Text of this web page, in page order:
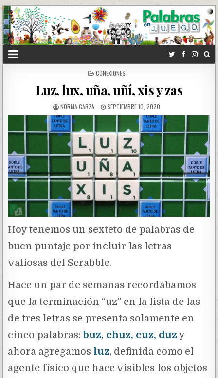
POSTED
CONEXIONES
Luz, lux, uña, uñí, xis y zas
NORMA GARZA SEPTIEMBRE 10, 2020
Hoy tenemos un sexteto de palabras de
buen puntaje por incluir las letras
valiosas del Scrabble.
Hace un par de semanas recordábamos
que la terminación “uz” en la lista de las
de tres letras se presenta solamente en
cinco palabras:buz, chuz, cuz, duz y
ahora agregamos luz, definida como el
agente físico que hace visibles los objetos